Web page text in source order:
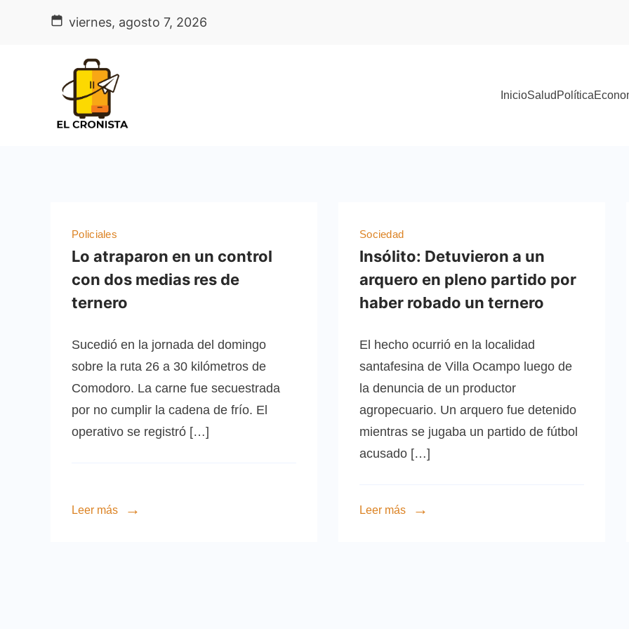
viernes, agosto 7, 2026
InicioSalud Política
Policiales
Lo atraparon en un control
con dos medias res de
ternero
Sucedió en la jornada del domingo
sobre la ruta 26 a 30 kilómetros de
Comodoro. La carne fue secuestrada
por no cumplir la cadena de frío. El
operativo se registró […]
Leer más
Sociedad
Insólito: Detuvieron a un
arquero en pleno partido por
haber robado un ternero
El hecho ocurrió en la localidad
santafesina de Villa Ocampo luego de
la denuncia de un productor
agropecuario. Un arquero fue detenido
mientras se jugaba un partido de fútbol
acusado […]
Leer más